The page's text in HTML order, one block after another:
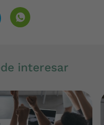
interesar